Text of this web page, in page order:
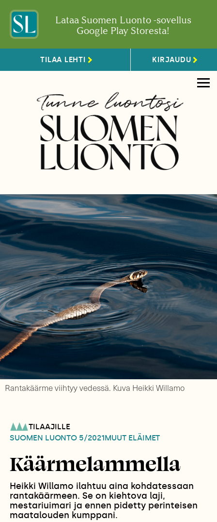
Lataa Suomen Luonto -sovellus
Google Play Storesta!
TILAA LEHTI KIRJAUDU
Rantakäärme viihtyy vedessä. Kuva Heikki Willamo
TILAAJILLE
SUOMEN LUONTO 5/2021MUUT ELÄIMET
Käärmelammella
Heikki Willamo ilahtuu aina kohdatessaan
rantakäärmeen. Se on kiehtova laji,
mestariuimari ja ennen pidetty perinteisen
maatalouden kumppani.